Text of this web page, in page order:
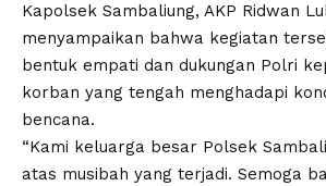
Kapolsek Sambaliung, AKP Ridwan
menyampaikan bahwa kegiatan
bentuk empati dan dukungan Polri
korban yang tengah menghadapi
bencana.
“Kami keluarga besar Polsek
atas musibah yang terjadi. Semoga